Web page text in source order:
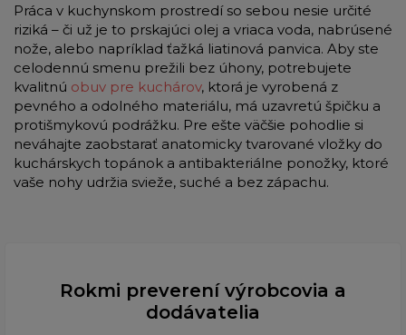
Práca v kuchynskom prostredí so sebou nesie určité
riziká – či už je to prskajúci olej a vriaca voda, nabrúsené
nože, alebo napríklad ťažká liatinová panvica. Aby ste
celodennú smenu prežili bez úhony, potrebujete
kvalitnú obuv pre kuchárov, ktorá je vyrobená z
pevného a odolného materiálu, má uzavretú špičku a
protišmykovú podrážku. Pre ešte väčšie pohodlie si
neváhajte zaobstarať anatomicky tvarované vložky do
kuchárskych topánok a antibakteriálne ponožky, ktoré
vaše nohy udržia svieže, suché a bez zápachu.
Rokmi preverení výrobcovia a
dodávatelia